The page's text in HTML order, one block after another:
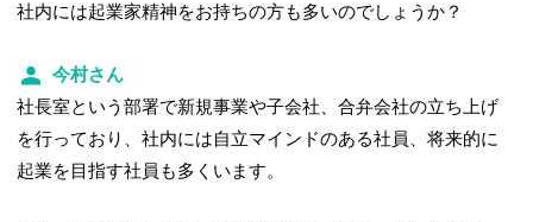
社内には起業家精神をお持ちの方も多いのでしょうか？
今村さん
社長室という部署で新規事業や子会社、合弁会社の立ち上げ
を行っており、社内には自立マインドのある社員、将来的に
起業を目指す社員も多くいます。